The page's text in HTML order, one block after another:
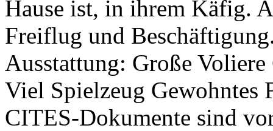
Hause ist, in ihrem Käfig.
Freiflug und
Ausstattung: Große
Viel Spielzeug Gewohntes
CITES-Dokumente sind